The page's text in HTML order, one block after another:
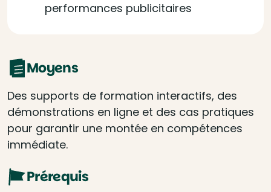
performances publicitaires
Moyens
Des supports de formation interactifs, des
démonstrations en ligne et des cas pratiques
pour garantir une montée en compétences
immédiate.
Prérequis